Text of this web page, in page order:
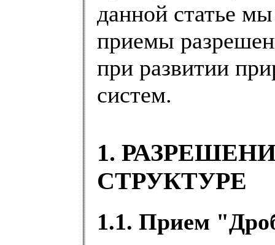
данной статье
приемы
при развитии
систем.
1.
СТРУКТУРЕ
1.1. Прием